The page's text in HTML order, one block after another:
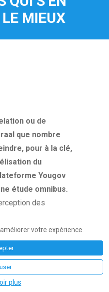
MIEUX
ou de
que nombre
pour à la clé,
du
Yougov
étude omnibus.
des
secteurs :
banque,
Effectivement, au
consommateur sur 5
votre expérience.
plus